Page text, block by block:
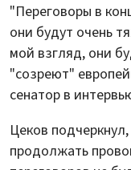
"Переговоры в
они будут очень
мой взгляд, они
"созреют"
сенатор в
Цеков
продолжать